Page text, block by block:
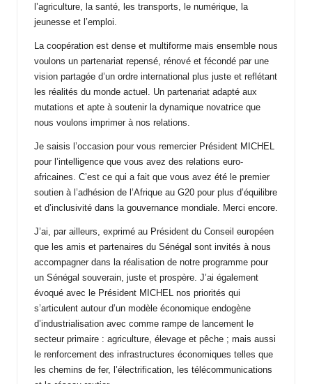
l’agriculture, la santé, les transports, le numérique, la
jeunesse et l’emploi.
La coopération est dense et multiforme mais ensemble nous
voulons un partenariat repensé, rénové et fécondé par une
vision partagée d’un ordre international plus juste et reflétant
les réalités du monde actuel. Un partenariat adapté aux
mutations et apte à soutenir la dynamique novatrice que
nous voulons imprimer à nos relations.
Je saisis l’occasion pour vous remercier Président MICHEL
pour l’intelligence que vous avez des relations euro-
africaines. C’est ce qui a fait que vous avez été le premier
soutien à l’adhésion de l’Afrique au G20 pour plus d’équilibre
et d’inclusivité dans la gouvernance mondiale. Merci encore.
J’ai, par ailleurs, exprimé au Président du Conseil européen
que les amis et partenaires du Sénégal sont invités à nous
accompagner dans la réalisation de notre programme pour
un Sénégal souverain, juste et prospère. J’ai également
évoqué avec le Président MICHEL nos priorités qui
s’articulent autour d’un modèle économique endogène
d’industrialisation avec comme rampe de lancement le
secteur primaire : agriculture, élevage et pêche ; mais aussi
le renforcement des infrastructures économiques telles que
les chemins de fer, l’électrification, les télécommunications